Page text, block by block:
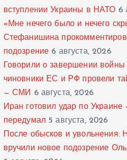
вступлении Украины в НАТО 6
«Мне нечего было и нечего
Стефанишина
подозрение 6 августа, 2026
Говорили о завершении войны
чиновники ЕС и РФ провели
— СМИ 6 августа, 2026
Иран готовил удар по Украине
передумал 5 августа, 2026
После обысков и
вручили новое подозрение